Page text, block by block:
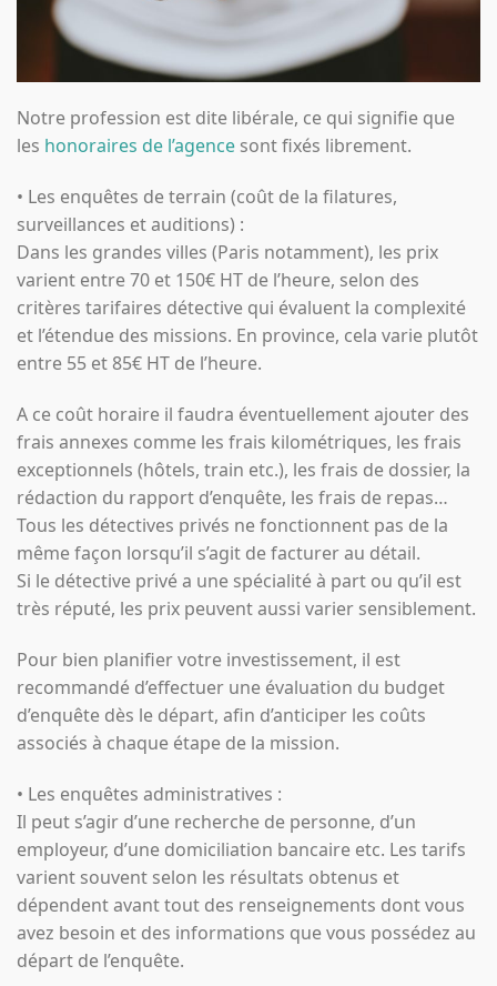
Notre profession est dite libérale, ce qui signifie que
les honoraires de l’agence sont fixés librement.
• Les enquêtes de terrain (coût de la filatures,
surveillances et auditions) :
Dans les grandes villes (Paris notamment), les prix
varient entre 70 et 150€ HT de l’heure, selon des
critères tarifaires détective qui évaluent la complexité
et l’étendue des missions. En province, cela varie plutôt
entre 55 et 85€ HT de l’heure.
A ce coût horaire il faudra éventuellement ajouter des
frais annexes comme les frais kilométriques, les frais
exceptionnels (hôtels, train etc.), les frais de dossier, la
rédaction du rapport d’enquête, les frais de repas…
Tous les détectives privés ne fonctionnent pas de la
même façon lorsqu’il s’agit de facturer au détail.
Si le détective privé a une spécialité à part ou qu’il est
très réputé, les prix peuvent aussi varier sensiblement.
Pour bien planifier votre investissement, il est
recommandé d’effectuer une évaluation du budget
d’enquête dès le départ, afin d’anticiper les coûts
associés à chaque étape de la mission.
• Les enquêtes administratives :
Il peut s’agir d’une recherche de personne, d’un
employeur, d’une domiciliation bancaire etc. Les tarifs
varient souvent selon les résultats obtenus et
dépendent avant tout des renseignements dont vous
avez besoin et des informations que vous possédez au
départ de l’enquête.